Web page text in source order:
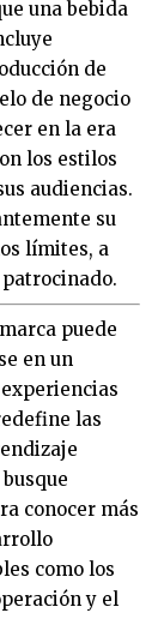
una bebida
de
de negocio
en la era
los estilos
audiencias.
su
límites, a
puede
en un
las
conocer más
como los
y el